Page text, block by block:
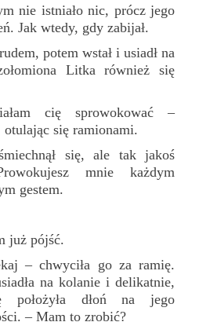
nie istniało nic, prócz jego
Jak wtedy, gdy zabijał.
potem wstał i usiadł na
Litka również się
cię sprowokować –
otulając się ramionami.
się, ale tak jakoś
mnie każdym
gestem.
już pójść.
– chwyciła go za ramię.
na kolanie i delikatnie,
położyła dłoń na jego
– Mam to zrobić?